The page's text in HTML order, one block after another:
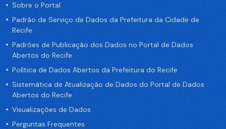
Sobre o Portal
Padrão de Serviço de Dados da Prefeitura da Cidade de
Recife
Padrões de Publicação dos Dados no Portal de Dados
Abertos do Recife
Política de Dados Abertos da Prefeitura do Recife
Sistemática de Atualização de Dados do Portal de Dados
Abertos do Recife
Visualizações de Dados
Perguntas Frequentes